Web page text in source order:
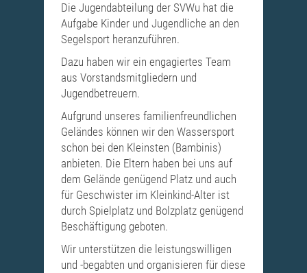
Die Jugendabteilung der SVWu hat die
Aufgabe Kinder und Jugendliche an den
Segelsport heranzuführen.
Dazu haben wir ein engagiertes Team
aus Vorstandsmitgliedern und
Jugendbetreuern.
Aufgrund unseres familienfreundlichen
Geländes können wir den Wassersport
schon bei den Kleinsten (Bambinis)
anbieten. Die Eltern haben bei uns auf
dem Gelände genügend Platz und auch
für Geschwister im Kleinkind-Alter ist
durch Spielplatz und Bolzplatz genügend
Beschäftigung geboten.
Wir unterstützen die leistungswilligen
und -begabten und organisieren für diese